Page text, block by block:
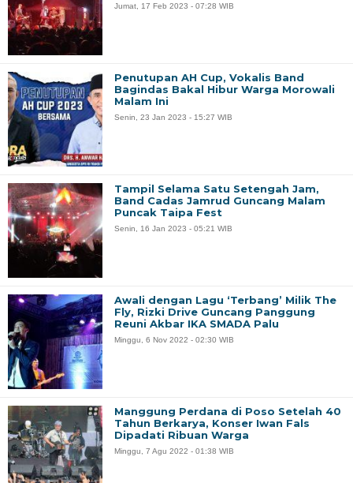
Jumat, 17 Feb 2023 - 07:28 WIB
Penutupan AH Cup, Vokalis Band
Bagindas Bakal Hibur Warga Morowali
Malam Ini
Senin, 23 Jan 2023 - 15:27 WIB
Tampil Selama Satu Setengah Jam,
Band Cadas Jamrud Guncang Malam
Puncak Taipa Fest
Senin, 16 Jan 2023 - 05:21 WIB
Awali dengan Lagu ‘Terbang’ Milik The
Fly, Rizki Drive Guncang Panggung
Reuni Akbar IKA SMADA Palu
Minggu, 6 Nov 2022 - 02:30 WIB
Manggung Perdana di Poso Setelah 40
Tahun Berkarya, Konser Iwan Fals
Dipadati Ribuan Warga
Minggu, 7 Agu 2022 - 01:38 WIB